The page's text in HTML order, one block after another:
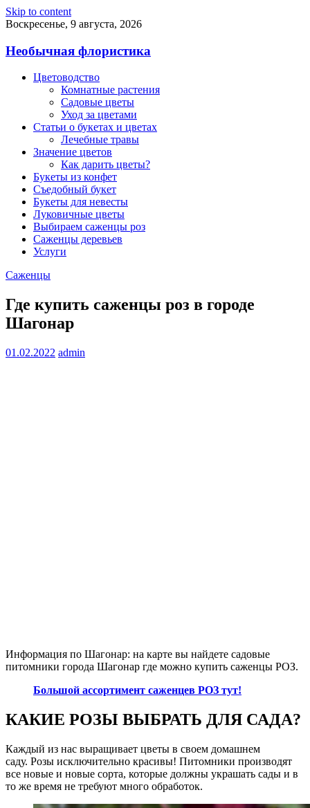
Skip to content
Воскресенье, 9 августа, 2026
Необычная флористика
Цветоводство
Комнатные растения
Садовые цветы
Уход за цветами
Статьи о букетах и цветах
Лечебные травы
Значение цветов
Как дарить цветы?
Букеты из конфет
Съедобный букет
Букеты для невесты
Луковичные цветы
Выбираем саженцы роз
Саженцы деревьев
Услуги
Саженцы
Где купить саженцы роз в городе
Шагонар
01.02.2022 admin
Информация по Шагонар: на карте вы найдете садовые
питомники города Шагонар где можно купить саженцы РОЗ.
Большой ассортимент саженцев РОЗ тут!
КАКИЕ РОЗЫ ВЫБРАТЬ ДЛЯ САДА?
Каждый из нас выращивает цветы в своем домашнем
саду. Розы исключительно красивы! Питомники производят
все новые и новые сорта, которые должны украшать сады и в
то же время не требуют много обработок.